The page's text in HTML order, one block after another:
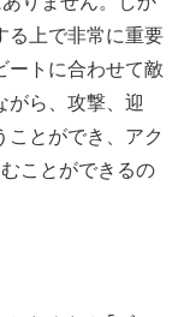
る上で非常に重要
ートに合わせて敵
がら、攻撃、迎
とができ、アク
ことができるの